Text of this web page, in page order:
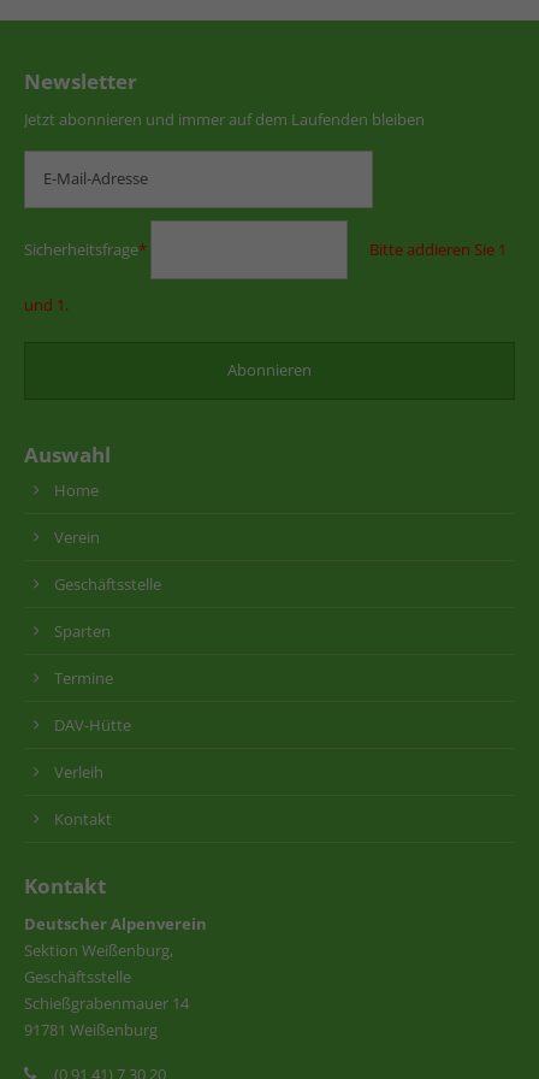
Newsletter
Jetzt abonnieren und immer auf dem Laufenden bleiben
Sicherheitsfrage* Bitte addieren Sie 1
und 1.
Auswahl
Home
Verein
Geschäftsstelle
Sparten
Termine
DAV-Hütte
Verleih
Kontakt
Kontakt
Deutscher Alpenverein
Sektion Weißenburg,
Geschäftsstelle
Schießgrabenmauer 14
91781 Weißenburg
(0 91 41) 7 30 20